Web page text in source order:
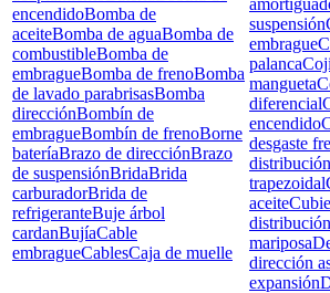
encendidoBomba de
aceiteBomba de aguaBomba de
combustibleBomba de
embragueBomba de frenoBomba
de lavado parabrisasBomba
direcciónBombín de
embragueBombín de frenoBorne
bateríaBrazo de direcciónBrazo
de suspensiónBridaBrida
carburadorBrida de
refrigeranteBuje árbol
cardanBujíaCable
embragueCablesCaja de muelle
suspensión
embrague
palanca
mangueta
diferencial
encendido
desgaste
distribución
trapezoidal
aceite
distribución
mariposa
dirección
expansión